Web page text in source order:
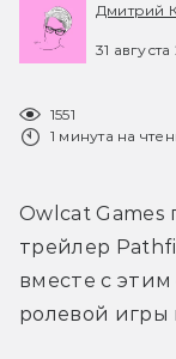
Дмитрий
31 августа
1551
1 минута на
Owlcat
трейлер
вместе с этим
ролевой игры